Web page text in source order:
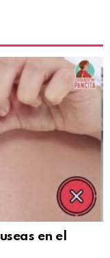
en el